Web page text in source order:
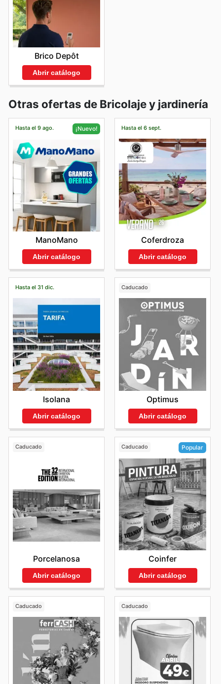
Brico Depôt
Abrir catálogo
Otras ofertas de Bricolaje y jardinería
Hasta el 9 ago. ¡Nuevo!
ManoMano
Abrir catálogo
Hasta el 6 sept.
Coferdroza
Abrir catálogo
Hasta el 31 dic.
Isolana
Abrir catálogo
Caducado
Optimus
Abrir catálogo
Caducado
Porcelanosa
Abrir catálogo
Caducado Popular
Coinfer
Abrir catálogo
Caducado Caducado